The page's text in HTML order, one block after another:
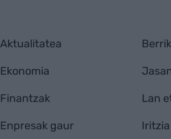
Aktualitatea
Ekonomia
Finantzak
Enpresak gaur
Lan
Iritzia